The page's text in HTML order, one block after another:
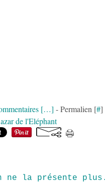
[…] - Permalien [#]
de l'Eléphant